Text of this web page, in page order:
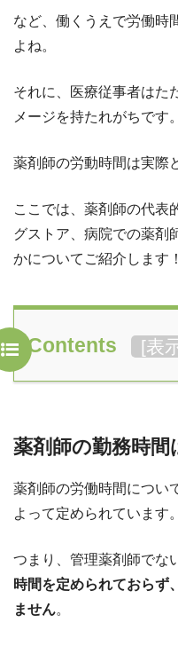
など、働くうえで労働時
よね。
それに、医療従事者はた
メージを持たれがちです。
薬剤師の労動時間は実際
ここでは、薬剤師の代表
グストア、病院での薬剤
かについてご紹介します！
Contents [表
薬剤師の勤務時間
薬剤師の労働時間につい
よって定められています。
つまり、管理薬剤師でな
時間を定められておらず
ません。